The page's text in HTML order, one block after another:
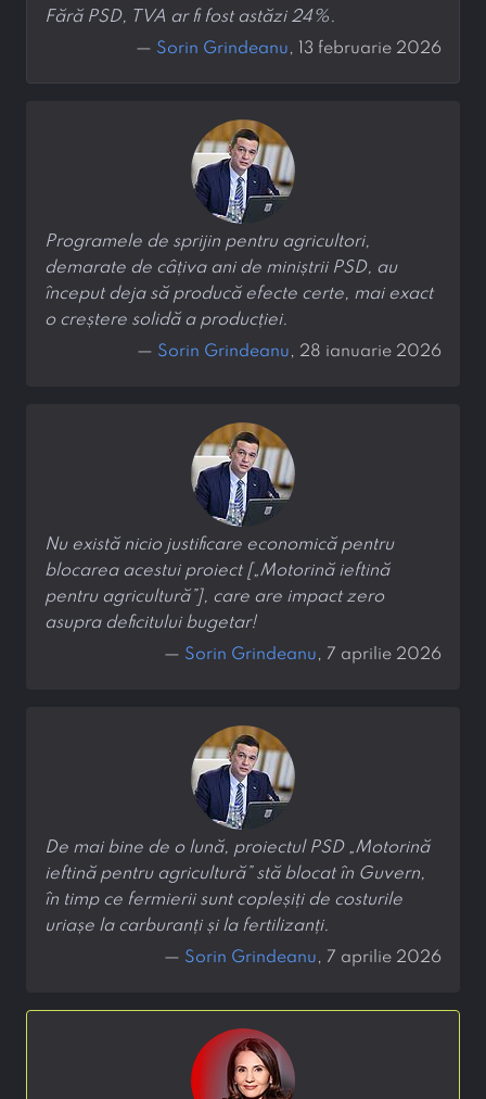
Fără PSD, TVA ar fi fost astăzi 24%.
— Sorin Grindeanu, 13 februarie 2026
Programele de sprijin pentru agricultori,
demarate de câțiva ani de miniștrii PSD, au
început deja să producă efecte certe, mai exact
o creștere solidă a producției.
— Sorin Grindeanu, 28 ianuarie 2026
Nu există nicio justificare economică pentru
blocarea acestui proiect [„Motorină ieftină
pentru agricultură”], care are impact zero
asupra deficitului bugetar!
— Sorin Grindeanu, 7 aprilie 2026
De mai bine de o lună, proiectul PSD „Motorină
ieftină pentru agricultură” stă blocat în Guvern,
în timp ce fermierii sunt copleșiți de costurile
uriașe la carburanți și la fertilizanți.
— Sorin Grindeanu, 7 aprilie 2026